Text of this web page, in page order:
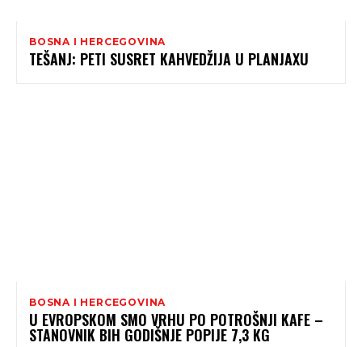
BOSNA I HERCEGOVINA
TEŠANJ: PETI SUSRET KAHVEDŽIJA U PLANJAXU
BOSNA I HERCEGOVINA
U EVROPSKOM SMO VRHU PO POTROŠNJI KAFE –
STANOVNIK BIH GODIŠNJE POPIJE 7,3 KG